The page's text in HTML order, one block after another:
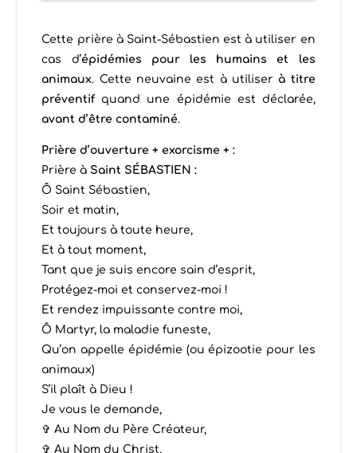
Cette prière à Saint-Sébastien est à utiliser en
cas d’épidémies pour les humains et les
animaux. Cette neuvaine est à utiliser à titre
préventifquand une épidémie est déclarée,
avant d’être contaminé.
Prière d’ouverture + exorcisme + :
Prière àSaint SÉBASTIEN :
Ô Saint Sébastien,
Soir et matin,
Et toujours à toute heure,
Et à tout moment,
Tant que je suis encore sain d’esprit,
Protégez-moi et conservez-moi !
Et rendez impuissante contre moi,
Ô Martyr, la maladie funeste,
Qu’on appelle épidémie (ou épizootie pour les
animaux)
S’il plaît à Dieu !
Je vous le demande,
✞ Au Nom du Père Créateur,
✞ Au Nom du Christ,